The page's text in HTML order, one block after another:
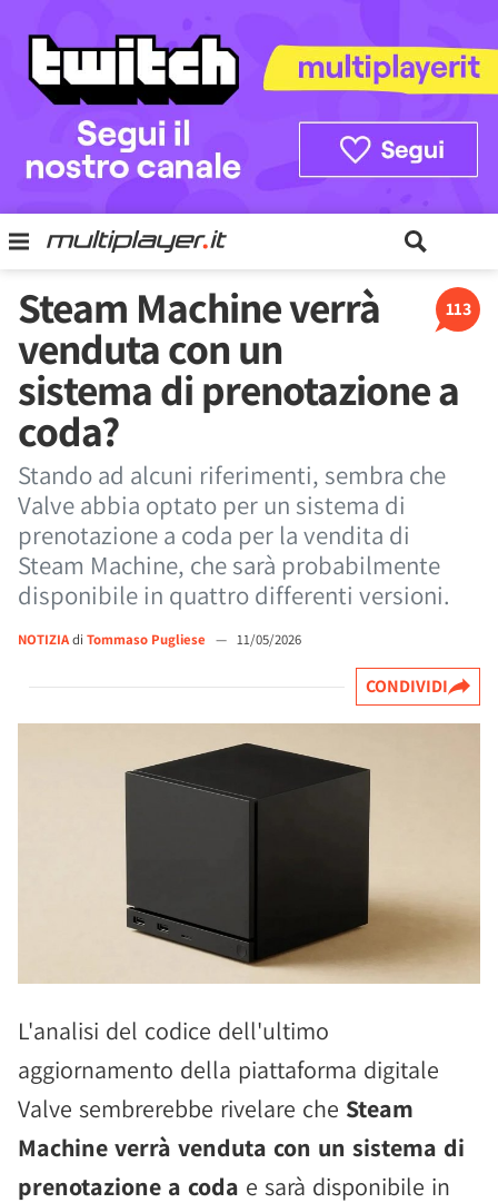
113
Steam Machine verrà
venduta con un
sistema di prenotazione a
coda?
Stando ad alcuni riferimenti, sembra che
Valve abbia optato per un sistema di
prenotazione a coda per la vendita di
Steam Machine, che sarà probabilmente
disponibile in quattro differenti versioni.
NOTIZIAdi Tommaso Pugliese — 11/05/2026
CONDIVIDI
L'analisi del codice dell'ultimo
aggiornamento della piattaforma digitale
Valve sembrerebbe rivelare che Steam
Machine verrà venduta con un sistema di
prenotazione a coda e sarà disponibile in